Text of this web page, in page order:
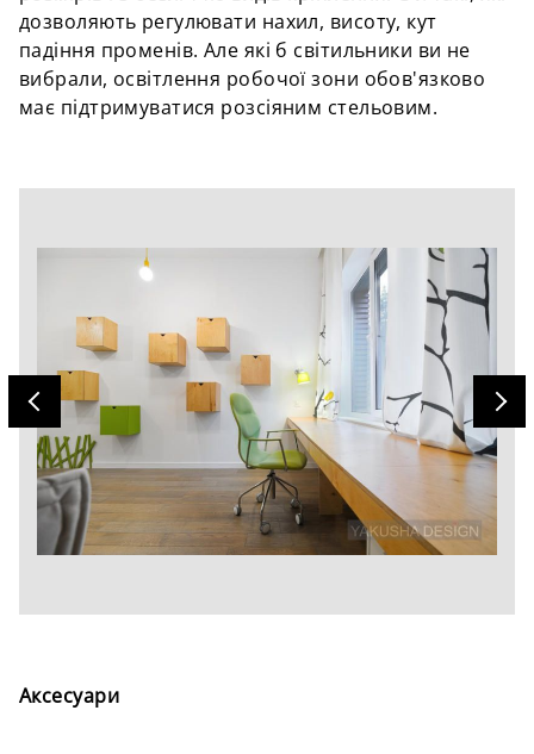
дозволяють регулювати нахил, висоту, кут
падіння променів. Але які б світильники ви не
вибрали, освітлення робочої зони обов'язково
має підтримуватися розсіяним стельовим.
Аксесуари